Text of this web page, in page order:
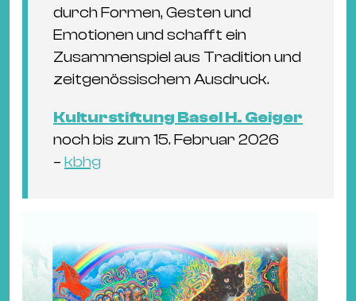
durch Formen, Gesten und
Emotionen und schafft ein
Zusammenspiel aus Tradition und
zeitgenössischem Ausdruck.
Kulturstiftung Basel H. Geiger
noch bis zum 15. Februar 2026
– kbhg